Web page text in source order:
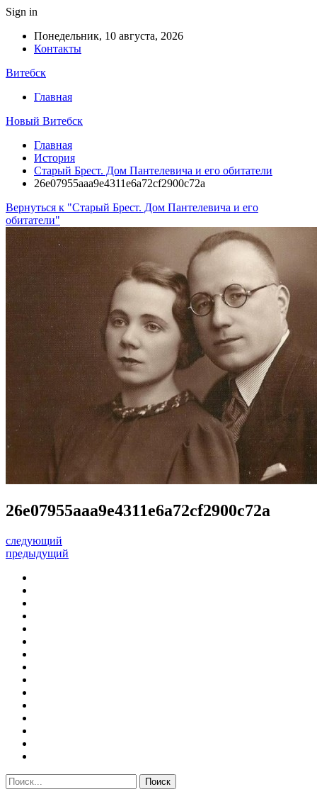
Sign in
Понедельник, 10 августа, 2026
Контакты
Витебск
Главная
Новый Витебск
Главная
История
Старый Брест. Дом Пантелевича и его обитатели
26e07955aaa9e4311e6a72cf2900c72a
Вернуться к "Старый Брест. Дом Пантелевича и его
обитатели"
26e07955aaa9e4311e6a72cf2900c72a
следующий
предыдущий